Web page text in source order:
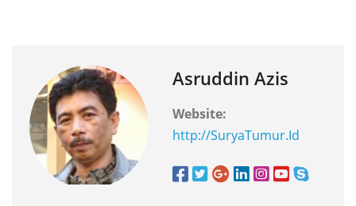
Asruddin Azis
Website:
http://SuryaTumur.Id